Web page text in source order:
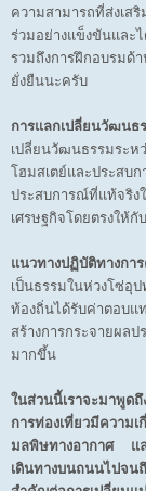
ความสามารถที่ส่งเ
ร่วมอย่างแข็งขันและ
รวมถึงการฝึกอบรม
ยั่งยืนนะครับ
การแลกเปลี่ยนวัฒน
เปลี่ยนวัฒนธรรมระห
โฮมสเตย์และประ
ประสบการณ์ที่แท้จริ
เศรษฐกิจโดยตรงให้
แนวทางปฏิบัติทางก
เป็นธรรมในห่วงโซ่อุ
ท้องถิ่นได้รับค่าตอบแ
สร้างการกระจายผลป
มากขึ้น
ในส่วนนี้เราจะมาพูด
การท่องเที่ยวมีความ
มลพิษทางอากาศ แล
เดินทางบนถนนไปจ